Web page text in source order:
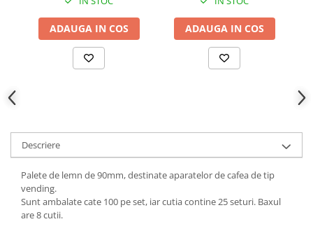
ADAUGA IN COS ADAUGA IN COS
Descriere
Palete de lemn de 90mm, destinate aparatelor de cafea de tip
vending.
Sunt ambalate cate 100 pe set, iar cutia contine 25 seturi. Baxul
are 8 cutii.